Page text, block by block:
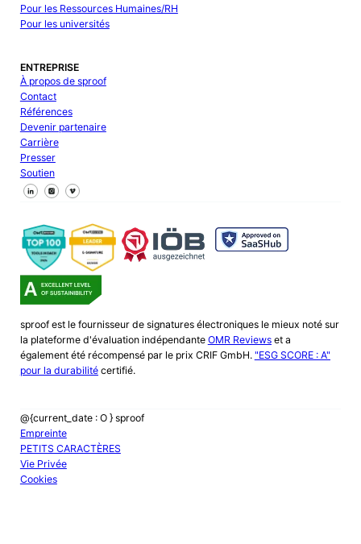
Pour les Ressources Humaines/RH
Pour les universités
ENTREPRISE
À propos de sproof
Contact
Références
Devenir partenaire
Carrière
Presser
Soutien
Suivez-nous sur Facebook
Suivez-nous sur X
Suivez-nous sur LinkedIn
sproof est le fournisseur de signatures électroniques le mieux noté sur
la plateforme d'évaluation indépendante OMR Reviewset a
également été récompensé par le prix CRIF GmbH. "ESG SCORE : A"
pour la durabilitécertifié.
@{current_date : O } sproof
Empreinte
PETITS CARACTÈRES
Vie Privée
Cookies